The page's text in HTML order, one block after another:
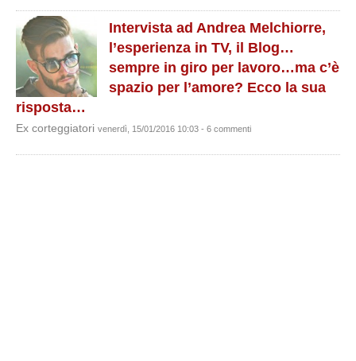
Intervista ad Andrea Melchiorre,
l’esperienza in TV, il Blog…
sempre in giro per lavoro…ma c’è
spazio per l’amore? Ecco la sua
risposta…
Ex corteggiatori venerdì, 15/01/2016 10:03 - 6 commenti